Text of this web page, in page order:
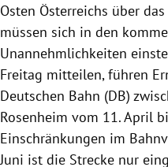
Osten Österreichs über
müssen sich in den
Unannehmlichkeiten
Freitag mitteilen, führen
Deutschen Bahn (DB)
Rosenheim vom 11. April
Einschränkungen im
Juni ist die Strecke nur